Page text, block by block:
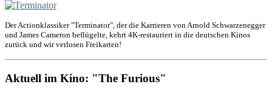
Der Actionklassiker "Terminator", der die Karrieren von Arnold Schwarzenegger
und James Cameron beflügelte, kehrt 4K-restauriert in die deutschen Kinos
zurück und wir verlosen Freikarten!
Aktuell im Kino: "The Furious"